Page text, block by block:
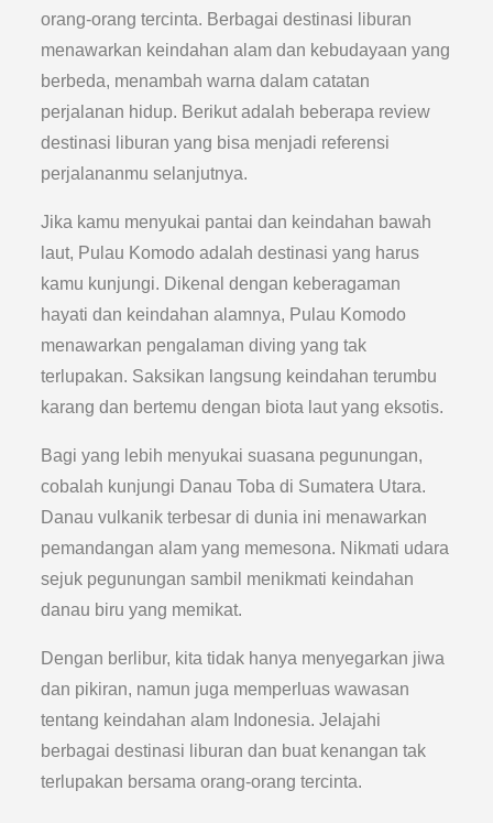
orang-orang tercinta. Berbagai destinasi liburan
menawarkan keindahan alam dan kebudayaan yang
berbeda, menambah warna dalam catatan
perjalanan hidup. Berikut adalah beberapa review
destinasi liburan yang bisa menjadi referensi
perjalananmu selanjutnya.
Jika kamu menyukai pantai dan keindahan bawah
laut, Pulau Komodo adalah destinasi yang harus
kamu kunjungi. Dikenal dengan keberagaman
hayati dan keindahan alamnya, Pulau Komodo
menawarkan pengalaman diving yang tak
terlupakan. Saksikan langsung keindahan terumbu
karang dan bertemu dengan biota laut yang eksotis.
Bagi yang lebih menyukai suasana pegunungan,
cobalah kunjungi Danau Toba di Sumatera Utara.
Danau vulkanik terbesar di dunia ini menawarkan
pemandangan alam yang memesona. Nikmati udara
sejuk pegunungan sambil menikmati keindahan
danau biru yang memikat.
Dengan berlibur, kita tidak hanya menyegarkan jiwa
dan pikiran, namun juga memperluas wawasan
tentang keindahan alam Indonesia. Jelajahi
berbagai destinasi liburan dan buat kenangan tak
terlupakan bersama orang-orang tercinta.